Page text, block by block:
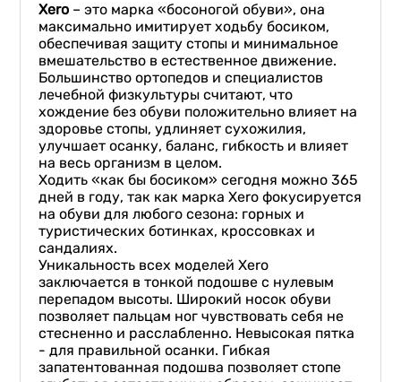
Xero – это марка «босоногой обуви», она
максимально имитирует ходьбу босиком,
обеспечивая защиту стопы и минимальное
вмешательство в естественное движение.
Большинство ортопедов и специалистов
лечебной физкультуры считают, что
хождение без обуви положительно влияет на
здоровье стопы, удлиняет сухожилия,
улучшает осанку, баланс, гибкость и влияет
на весь организм в целом.
Ходить «как бы босиком» сегодня можно 365
дней в году, так как марка Хero фокусируется
на обуви для любого сезона: горных и
туристических ботинках, кроссовках и
сандалиях.
Уникальность всех моделей Xero
заключается в тонкой подошве с нулевым
перепадом высоты. Широкий носок обуви
позволяет пальцам ног чувствовать себя не
стесненно и расслабленно. Невысокая пятка
- для правильной осанки. Гибкая
запатентованная подошва позволяет стопе